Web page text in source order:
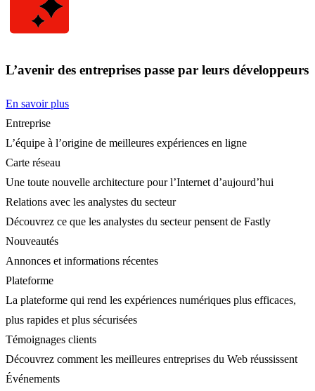
L’avenir des entreprises passe par leurs développeurs
En savoir plus
Entreprise
L’équipe à l’origine de meilleures expériences en ligne
Carte réseau
Une toute nouvelle architecture pour l’Internet d’aujourd’hui
Relations avec les analystes du secteur
Découvrez ce que les analystes du secteur pensent de Fastly
Nouveautés
Annonces et informations récentes
Plateforme
La plateforme qui rend les expériences numériques plus efficaces,
plus rapides et plus sécurisées
Témoignages clients
Découvrez comment les meilleures entreprises du Web réussissent
Événements